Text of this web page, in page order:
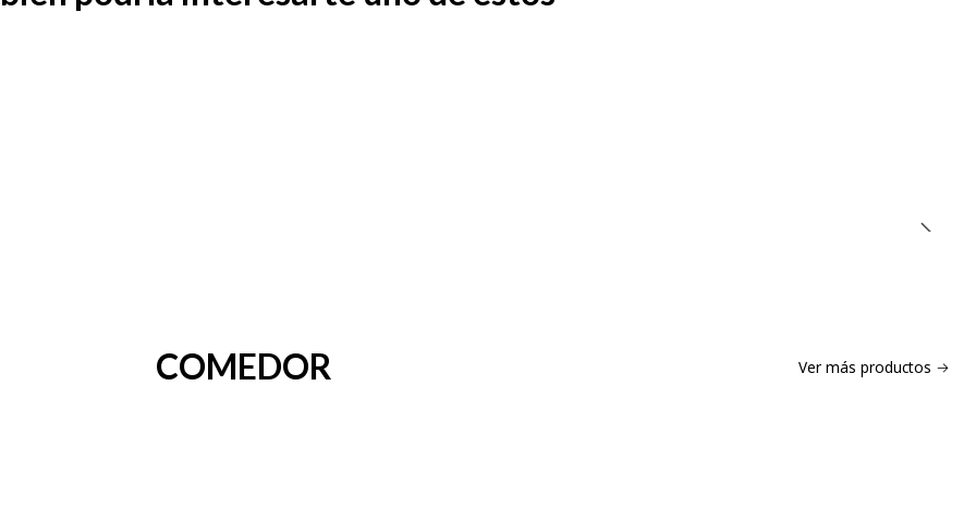
COMEDOR Ver más productos